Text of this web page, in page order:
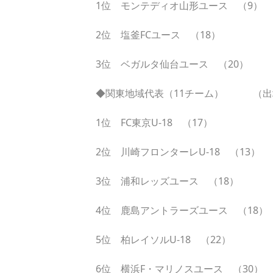
1位 モンテディオ山形ユース （9）
2位 塩釜FCユース （18）
3位 ベガルタ仙台ユース （20）
◆関東地域代表（11チーム） （出
1位 FC東京U-18 （17）
2位 川崎フロンターレU-18 （13）
3位 浦和レッズユース （18）
4位 鹿島アントラーズユース （18）
5位 柏レイソルU-18 （22）
6位 横浜F・マリノスユース （30）